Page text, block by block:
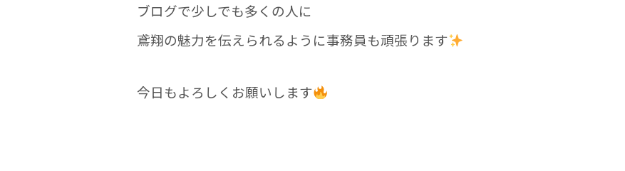
ブログで少しでも多くの人に
鳶翔の魅力を伝えられるように事務員も頑張ります
今日もよろしくお願いします